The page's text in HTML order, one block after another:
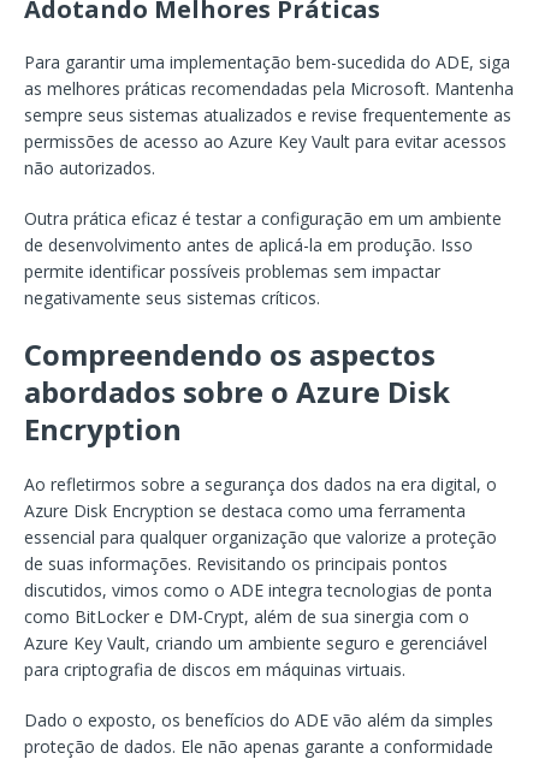
Adotando Melhores Práticas
Para garantir uma implementação bem-sucedida do ADE, siga
as melhores práticas recomendadas pela Microsoft. Mantenha
sempre seus sistemas atualizados e revise frequentemente as
permissões de acesso ao Azure Key Vault para evitar acessos
não autorizados.
Outra prática eficaz é testar a configuração em um ambiente
de desenvolvimento antes de aplicá-la em produção. Isso
permite identificar possíveis problemas sem impactar
negativamente seus sistemas críticos.
Compreendendo os aspectos
abordados sobre o Azure Disk
Encryption
Ao refletirmos sobre a segurança dos dados na era digital, o
Azure Disk Encryption se destaca como uma ferramenta
essencial para qualquer organização que valorize a proteção
de suas informações. Revisitando os principais pontos
discutidos, vimos como o ADE integra tecnologias de ponta
como BitLocker e DM-Crypt, além de sua sinergia com o
Azure Key Vault, criando um ambiente seguro e gerenciável
para criptografia de discos em máquinas virtuais.
Dado o exposto, os benefícios do ADE vão além da simples
proteção de dados. Ele não apenas garante a conformidade